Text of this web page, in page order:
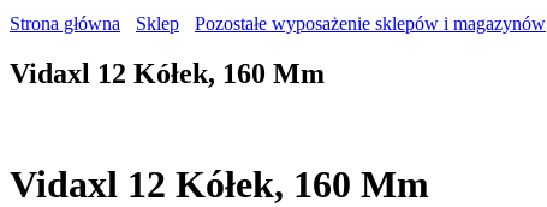
Strona główna Sklep Pozostałe wyposażenie sklepów i magazynów
Vidaxl 12 Kółek, 160 Mm
Vidaxl 12 Kółek, 160 Mm